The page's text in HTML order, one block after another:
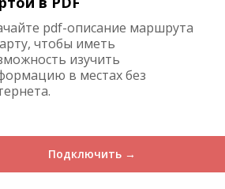
pdf-описание маршрута
чтобы иметь
изучить
в местах без
Подключить →